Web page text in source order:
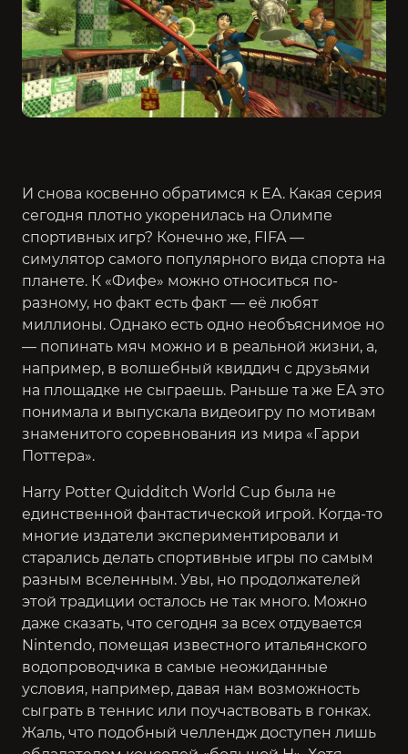
И снова косвенно обратимся к EA. Какая серия
сегодня плотно укоренилась на Олимпе
спортивных игр? Конечно же, FIFA—
симулятор самого популярного вида спорта на
планете. К «Фифе» можно относиться по-
разному, но факт есть факт — её любят
миллионы. Однако есть одно необъяснимое но
— попинать мяч можно и в реальной жизни, а,
например, в волшебный квиддич с друзьями
на площадке не сыграешь. Раньше та же EA это
понимала и выпускала видеоигру по мотивам
знаменитого соревнования из мира «Гарри
Поттера».
Harry Potter Quidditch World Cup была не
единственной фантастической игрой. Когда-то
многие издатели экспериментировали и
старались делать спортивные игры по самым
разным вселенным. Увы, но продолжателей
этой традиции осталось не так много. Можно
даже сказать, что сегодня за всех отдувается
Nintendo, помещая известного итальянского
водопроводчика в самые неожиданные
условия, например, давая нам возможность
сыграть в теннис или поучаствовать в гонках.
Жаль, что подобный челлендж доступен лишь